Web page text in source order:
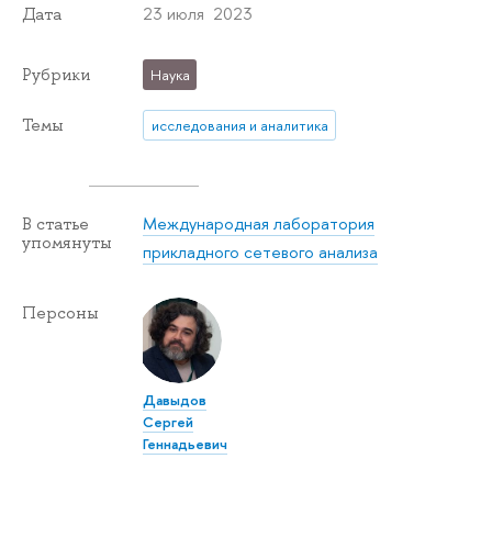
Дата 23 июля 2023
Рубрики Наука
Темы исследования и аналитика
В статье
упомянуты
Международная лаборатория
прикладного сетевого анализа
Персоны
Давыдов
Сергей
Геннадьевич